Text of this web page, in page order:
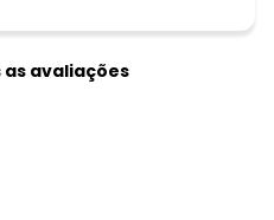
avaliações